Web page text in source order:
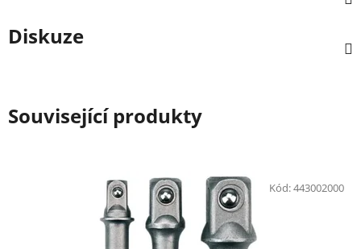
Diskuze
Související produkty
Kód:443002000